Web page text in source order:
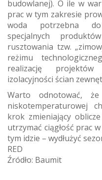
budowlanej). O ile w
prac w tym zakresie
woda potrzebna do
specjalnych
rusztowania tzw.
reżimu
realizację
izolacyjności ścian
Warto odnotować,
niskotemperaturowej
krok zmieniający
utrzymać ciągłość prac
tym idzie – wydłużyć
RED
Źródło: Baumit